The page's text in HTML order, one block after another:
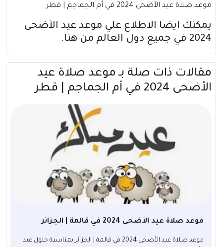
موعد صلاة عيد الأضحى 2024 في أم الجماجم | قطر
يمكنك ايضا الاطلاع علي موعد عيد الأضحى
2024 في جميع دول العالم
من هنا.
مقالات ذات صلة بــ موعد صلاة عيد
الأضحى 2024 في أم الجماجم | قطر
موعد صلاة عيد الأضحى 2024 في قالمة | الجزائر
موعد صلاة عيد الأضحى 2024 في قالمة | الجزائر بمناسبة حلول عيد